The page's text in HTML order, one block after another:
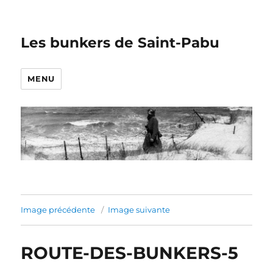
Les bunkers de Saint-Pabu
MENU
Image précédente Image suivante
ROUTE-DES-BUNKERS-5